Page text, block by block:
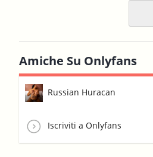
Amiche Su Onlyfans
Russian Huracan
Iscriviti a Onlyfans